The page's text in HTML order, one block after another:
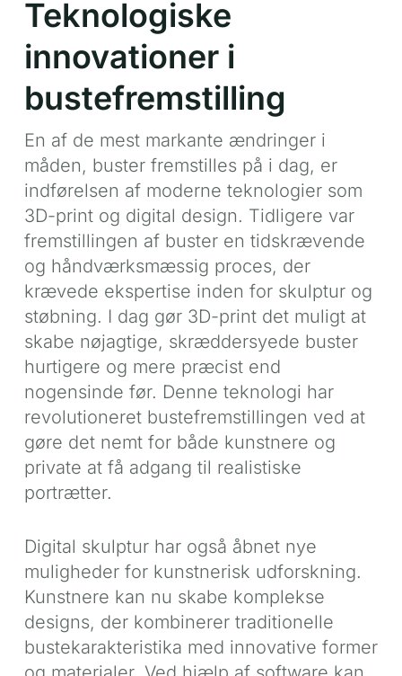
Teknologiske
innovationer i
bustefremstilling
En af de mest markante ændringer i
måden, buster fremstilles på i dag, er
indførelsen af moderne teknologier som
3D-print og digital design. Tidligere var
fremstillingen af buster en tidskrævende
og håndværksmæssig proces, der
krævede ekspertise inden for skulptur og
støbning. I dag gør 3D-print det muligt at
skabe nøjagtige, skræddersyede buster
hurtigere og mere præcist end
nogensinde før. Denne teknologi har
revolutioneret bustefremstillingen ved at
gøre det nemt for både kunstnere og
private at få adgang til realistiske
portrætter.
Digital skulptur har også åbnet nye
muligheder for kunstnerisk udforskning.
Kunstnere kan nu skabe komplekse
designs, der kombinerer traditionelle
bustekarakteristika med innovative former